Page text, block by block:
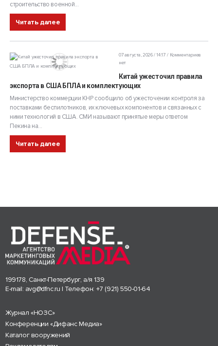
строительство военной...
Читать далее
07 августа, 2026 / 14:17
Комментариев
нет
Китай ужесточил правила
экспорта в США БПЛА и комплектующих
Министерство коммерции КНР сообщило об ужесточении контроля за
поставками беспилотников, их ключевых компонентов и связанных с
ними технологий в США. СМИ называют принятые меры ответом
Пекина на...
Читать далее
199178, Санкт-Петербург, а/я 139
E-mail: avg@dfnc.ru | Телефон: +7 (921) 550-01-64
Журнал «НОЗС»
Конференции «Дифанс Медиа»
Каталог вооружений